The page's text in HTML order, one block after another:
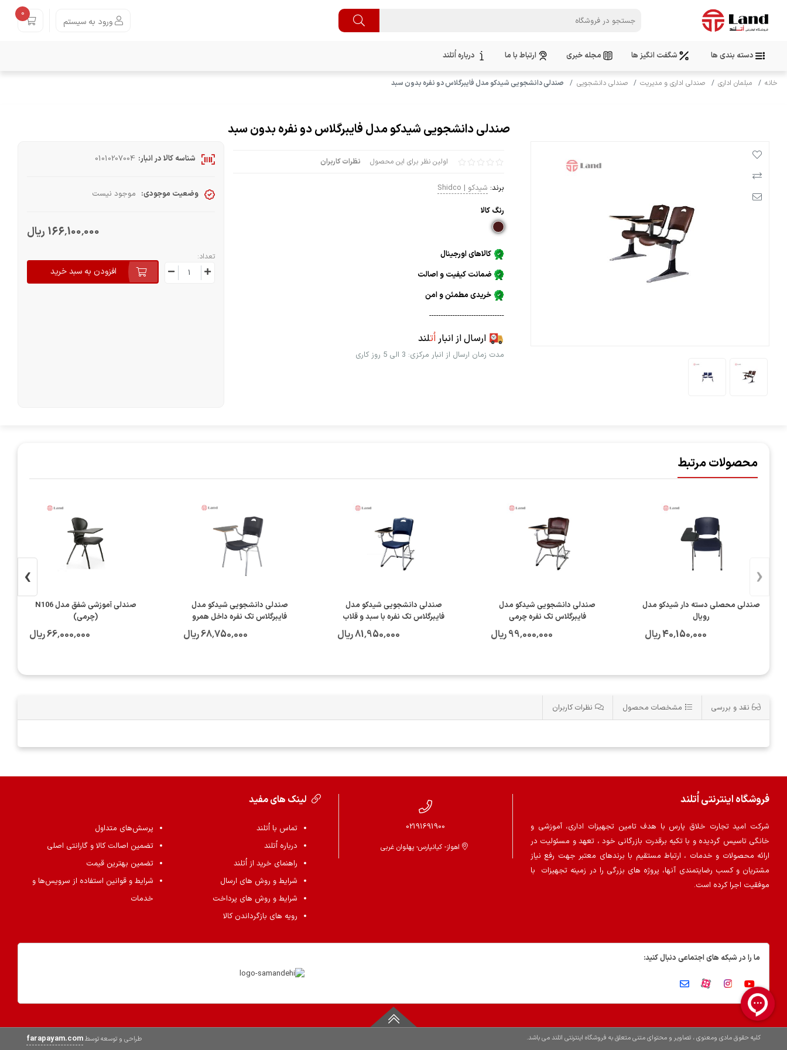
ورود به سیستم
0
دسته بندی ها شگفت انگیز ها مجله خبری ارتباط با ما درباره اُتلند
خانه مبلمان اداری صندلی اداری و مدیریت صندلی دانشجویی صندلی دانشجویی شیدکو مدل فایبرگلاس دو نفره بدون سبد
صندلی دانشجویی شیدکو مدل فایبرگلاس دو نفره بدون سبد
اولین نظر برای این محصول نظرات کاربران
برند: شیدکو | Shidco
رنگ كالا
کالاهای اورجینال
ضمانت کیفیت و اصالت
خریدی مطمئن و امن
--------------------------------
ارسال از انباراُتلند
مدت زمان ارسال از انبار مرکزی: 3 الی 5 روز کاری
شناسه کالا در انبار: 01010207004
وضعیت موجودی: موجود نیست
166٬100٬000 ریال
تعداد:
افزودن به سبد خرید
محصولات مرتبط
صندلی محصلی دسته دار شیدکو مدل
رویال
40٬150٬000 ریال
صندلی دانشجویی شیدکو مدل
فایبرگلاس تک نفره چرمی
99٬000٬000 ریال
صندلی دانشجویی شیدکو مدل
فایبرگلاس تک نفره با سبد و قلاب
81٬950٬000 ریال
صندلی دانشجویی شیدکو مدل
فایبرگلاس تک نفره داخل همرو
68٬750٬000 ریال
صندلی آموزشی شفق مدل N106
(چرمی)
66٬000٬000 ریال
‹
›
نقد و بررسی مشخصات محصول نظرات کاربران
فروشگاه اینترنتی اُتلند
شرکت امید تجارت خلاق پارس با هدف تامین تجهیزات اداری، آموزشی و
خانگی تاسیس گردیده و با تکیه برقدرت بازرگانی خود ، تعهد و مسئولیت در
ارائه محصولات و خدمات ، ارتباط مستقیم با برندهای معتبر جهت رفع نیاز
مشتریان و کسب رضایتمندی آنها، پروژه های بزرگی را در زمینه تجهیزات با
موفقیت اجرا کرده است.
02191691900
اهواز- کیانپارس- پهلوان غربی
لینک های مفید
تماس با اُتلند
درباره اُتلند
راهنمای خرید از اُتلند
شرایط و روش های ارسال
شرایط و روش های پرداخت
رویه های بازگرداندن کالا
پرسش‌های متداول
تضمین اصالت کالا و گارانتی اصلی
تضمین بهترین قیمت
شرایط و قوانین استفاده از سرویس‌ها و
خدمات
ما را در شبکه های اجتماعی دنبال کنید:
کلیه حقوق مادی ومعنوی ، تصاویر و محتوای متنی متعلق به فروشگاه اینترنتی اتلند می باشد. طراحی و توسعه توسطfarapayam.com